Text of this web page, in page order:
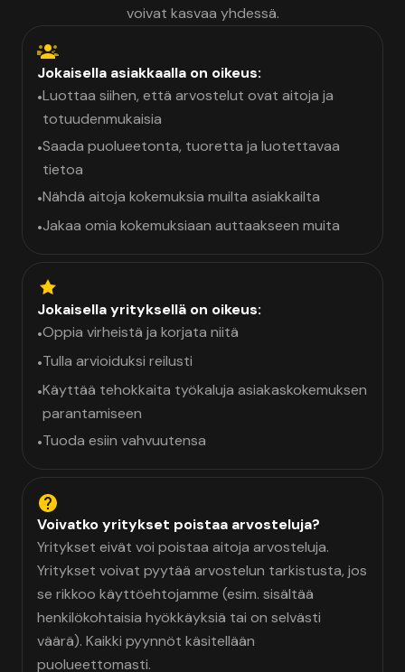
voivat kasvaa yhdessä.
Jokaisella asiakkaalla on oikeus:
•Luottaa siihen, että arvostelut ovat aitoja ja
totuudenmukaisia
•Saada puolueetonta, tuoretta ja luotettavaa
tietoa
•Nähdä aitoja kokemuksia muilta asiakkailta
•Jakaa omia kokemuksiaan auttaakseen muita
Jokaisella yrityksellä on oikeus:
•Oppia virheistä ja korjata niitä
•Tulla arvioiduksi reilusti
•Käyttää tehokkaita työkaluja asiakaskokemuksen
parantamiseen
•Tuoda esiin vahvuutensa
Voivatko yritykset poistaa arvosteluja?
Yritykset eivät voi poistaa aitoja arvosteluja.
Yritykset voivat pyytää arvostelun tarkistusta, jos
se rikkoo käyttöehtojamme (esim. sisältää
henkilökohtaisia hyökkäyksiä tai on selvästi
väärä). Kaikki pyynnöt käsitellään
puolueettomasti.